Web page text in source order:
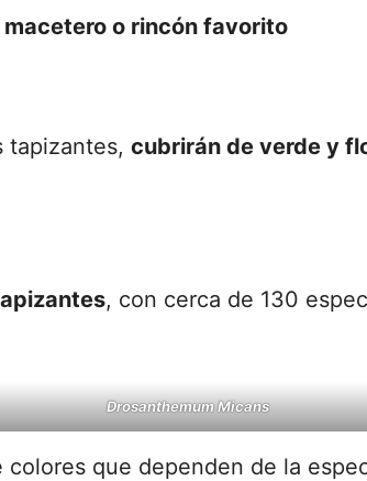
o rincón favorito
tapizantes, cubrirán de verde y
, con cerca de 130
Drosanthemum Micans
que dependen de la